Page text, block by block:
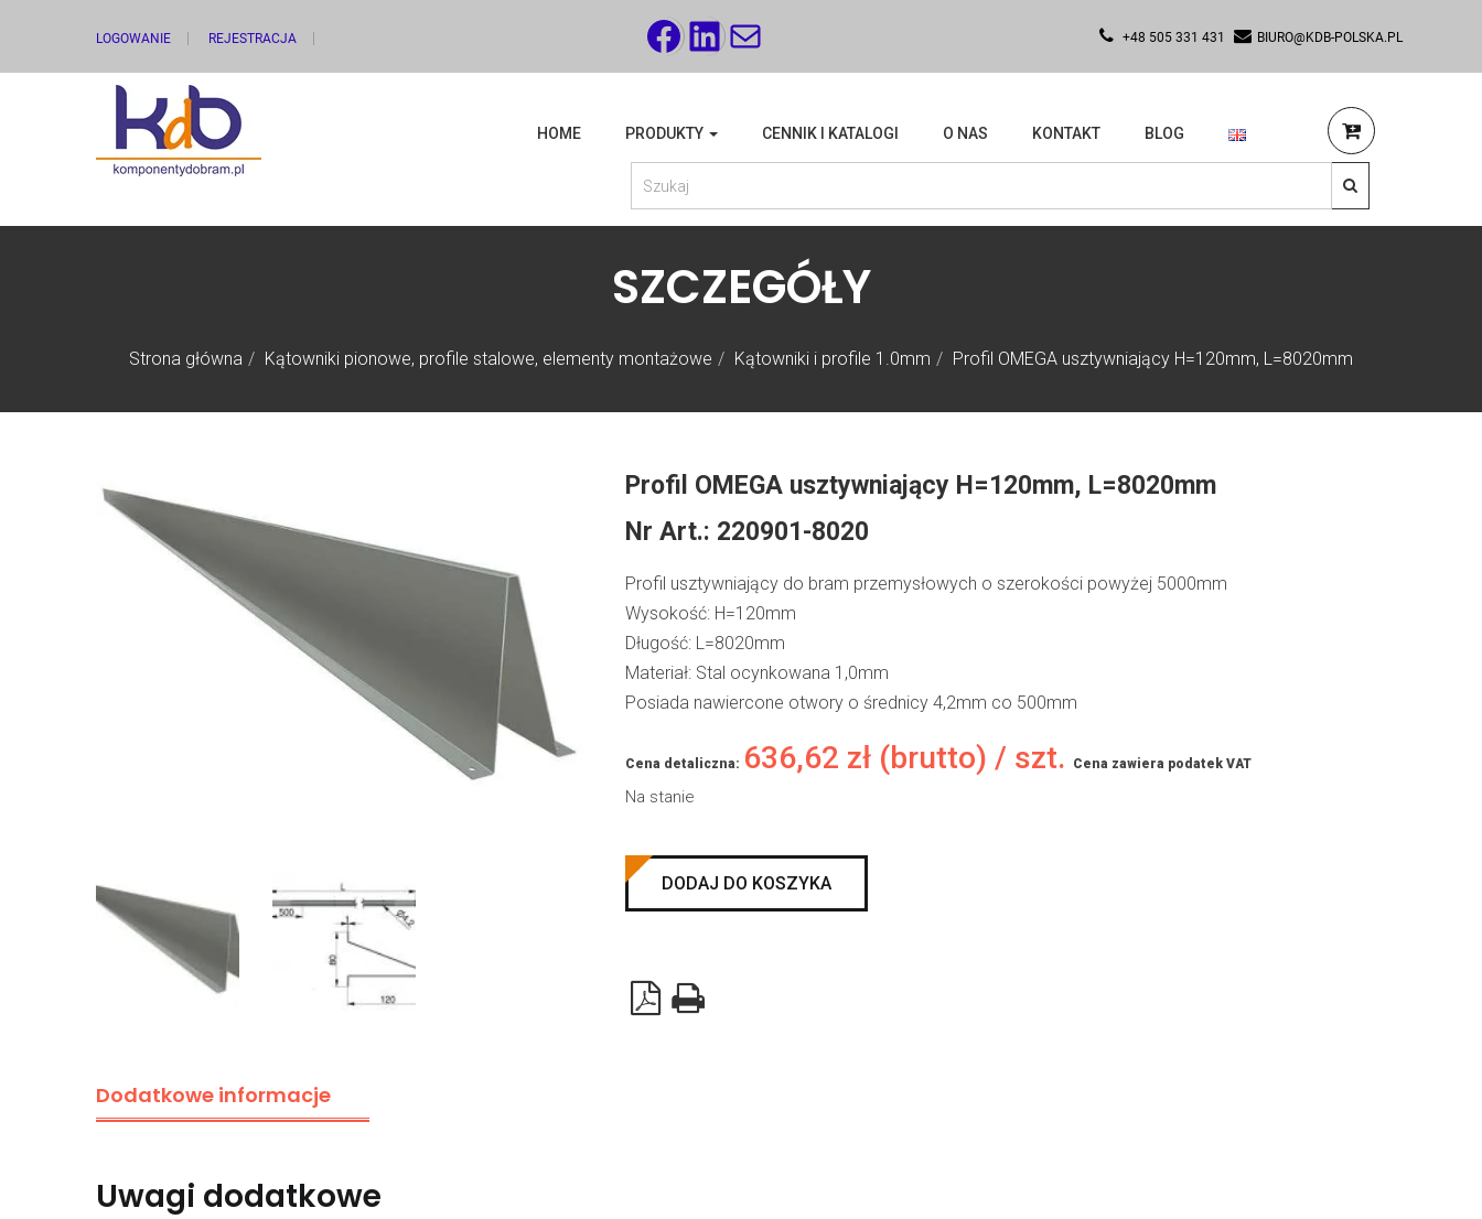
LOGOWANIE REJESTRACJA FACEBOOK
LINKEDIN
MAIL +48 505 331 431 BIURO@KDB-POLSKA.PL
HOME PRODUKTY CENNIK I KATALOGI O NAS KONTAKT BLOG
Strona główna Kątowniki pionowe, profile stalowe, elementy montażowe Kątowniki i profile 1.0mm Profil OMEGA usztywniający H=120mm, L=8020mm
SZCZEGÓŁY
Profil OMEGA usztywniający H=120mm, L=8020mm
Nr Art.: 220901-8020
Profil usztywniający do bram przemysłowych o szerokości powyżej 5000mm
Wysokość: H=120mm
Długość: L=8020mm
Materiał: Stal ocynkowana 1,0mm
Posiada nawiercone otwory o średnicy 4,2mm co 500mm
Cena detaliczna: 636,62 zł (brutto) / szt. Cena zawiera podatek VAT
Na stanie
ilość
H=120mm,
L=8020mm
DODAJ DO KOSZYKA
Dodatkowe informacje
Uwagi dodatkowe